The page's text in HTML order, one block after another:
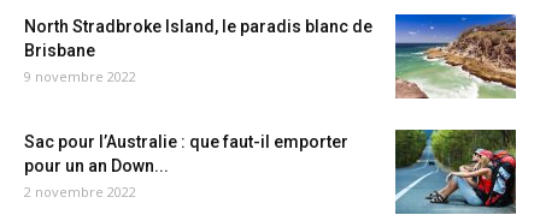
North Stradbroke Island, le paradis blanc de
Brisbane
9 novembre 2022
Sac pour l’Australie : que faut-il emporter
pour un an Down...
2 novembre 2022